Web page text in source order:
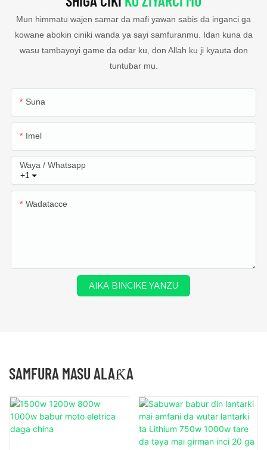
Mun himmatu wajen samar da mafi yawan sabis da inganci ga
kowane abokin ciniki wanda ya sayi samfuranmu. Idan kuna da
wasu tambayoyi game da odar ku, don Allah ku ji kyauta don
tuntuɓar mu.
Suna
Imel
+1
Waya / Whatsapp
Wadatacce
AIKA BINCIKE YANZU
SAMFURA MASU ALAƘA